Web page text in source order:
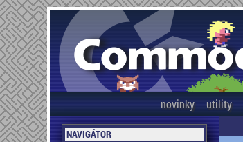
novinky utility
NAVIGÁTOR